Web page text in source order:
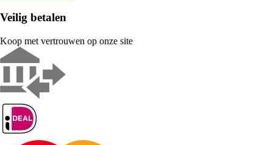
Veilig betalen
Koop met vertrouwen op onze site